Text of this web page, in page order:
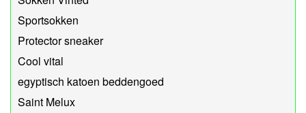
Sportsokken
Protector sneaker
Cool vital
egyptisch katoen beddengoed
Saint Melux